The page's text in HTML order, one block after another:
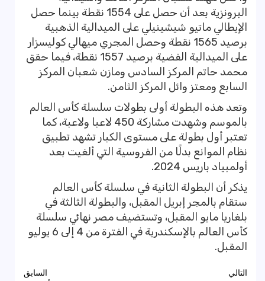
البرونزية بعد أن حصل على 1554 نقطة بينما حصل
الإيطالي ماتيو شيشينيلي على الميدالية الذهبية
برصيد 1565 نقطة وحصل المجري ميهالي كوليسزار
على الميدالية الفضية برصيد 1557 نقطة، فيما حقق
محمد حاتم المركز السادس ومازن شعبان المركز
السابع ومعتز وائل المركز الثامن.
وتعد هذه البطولة أولى بطولات سلسلة كأس العالم
بالموسم وشهدت مشاركة 450 لاعبا ولاعبة، كما
تعتبر أول بطولة على مستوى الكبار تشهد تطبيق
نظام الموانع بدلًا من الفروسية التي ألغيت بعد
أولمبياد باريس 2024.
يذكر أن البطولة الثانية في سلسلة كأس العالم
ستقام بالمجر إبريل المقبل، والبطولة الثالثة في
بلغاريا مايو المقبل، وتستضيف مصر نهائي سلسلة
كأس العالم بالإسكندرية في الفترة من 4 إلى 6 يوليو
المقبل.
تصفّح
السابق
التالي